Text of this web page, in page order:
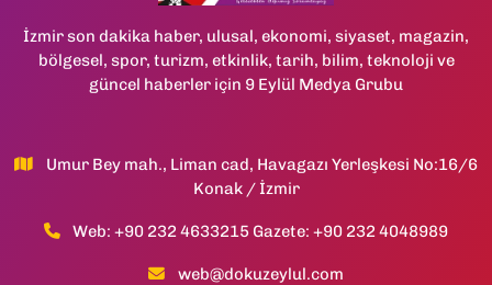
İzmir son dakika haber, ulusal, ekonomi, siyaset, magazin,
bölgesel, spor, turizm, etkinlik, tarih, bilim, teknoloji ve
güncel haberler için 9 Eylül Medya Grubu
Umur Bey mah., Liman cad, Havagazı Yerleşkesi No:16/6
Konak / İzmir
Web: +90 232 4633215 Gazete: +90 232 4048989
web@dokuzeylul.com